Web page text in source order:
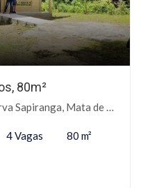
80m²
Mata de São João-BA
4 Vagas 80 m²